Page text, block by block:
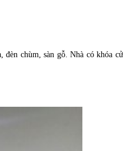
chùm, sàn gỗ. Nhà có khóa